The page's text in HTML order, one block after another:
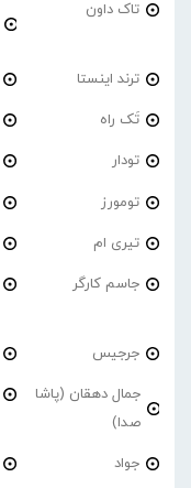
تاک داون
ترند اینستا
تَک راه
تودار
تومورز
تیری ام
جاسم کارگر
جرجیس
جمال دهقان (پاشا
صدا)
جواد